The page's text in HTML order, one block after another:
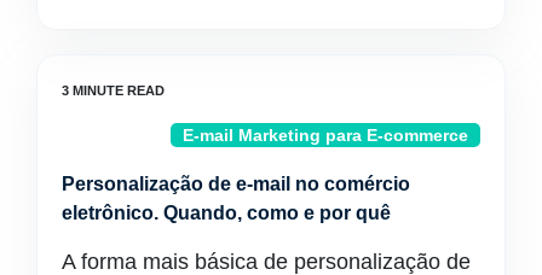
E-mail Marketing para E-commerce
Personalização de e-mail no comércio
eletrônico. Quando, como e por quê
A forma mais básica de personalização de